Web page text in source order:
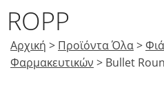
ROPP
Αρχική > Προϊόντα Όλα>
Φαρμακευτικών > Bullet